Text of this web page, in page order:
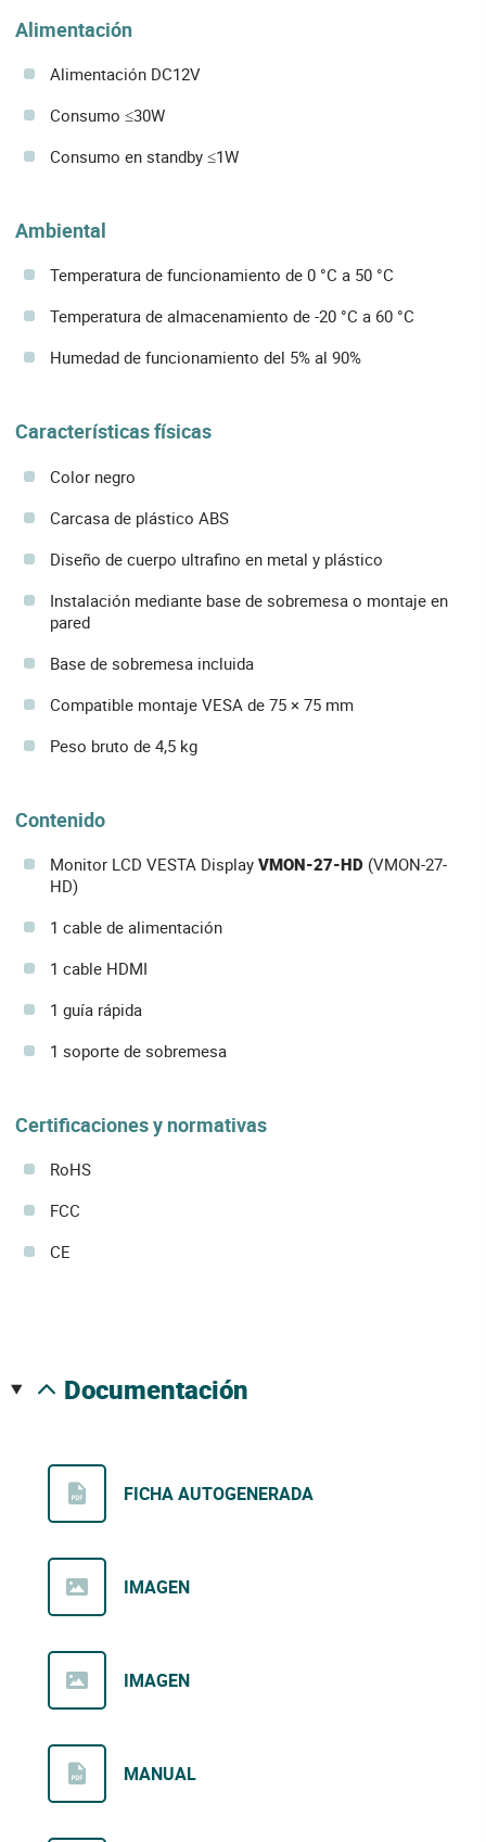
Alimentación
Alimentación DC12V
Consumo ≤30W
Consumo en standby ≤1W
Ambiental
Temperatura de funcionamiento de 0 °C a 50 °C
Temperatura de almacenamiento de -20 °C a 60 °C
Humedad de funcionamiento del 5% al 90%
Características físicas
Color negro
Carcasa de plástico ABS
Diseño de cuerpo ultrafino en metal y plástico
Instalación mediante base de sobremesa o montaje en
pared
Base de sobremesa incluida
Compatible montaje VESA de 75 × 75 mm
Peso bruto de 4,5 kg
Contenido
Monitor LCD VESTA Display VMON-27-HD (VMON-27-
HD)
1 cable de alimentación
1 cable HDMI
1 guía rápida
1 soporte de sobremesa
Certificaciones y normativas
RoHS
FCC
CE
documentación
FICHA AUTOGENERADA
IMAGEN
IMAGEN
MANUAL